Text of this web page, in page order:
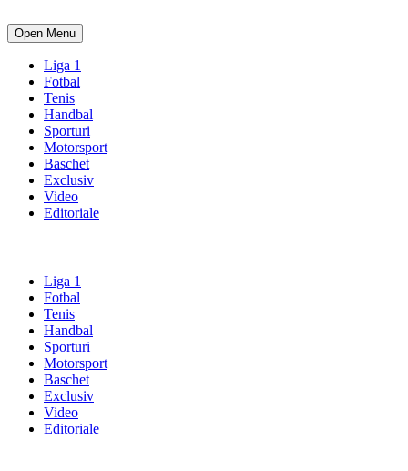
Open Menu
Liga 1
Fotbal
Tenis
Handbal
Sporturi
Motorsport
Baschet
Exclusiv
Video
Editoriale
Liga 1
Fotbal
Tenis
Handbal
Sporturi
Motorsport
Baschet
Exclusiv
Video
Editoriale